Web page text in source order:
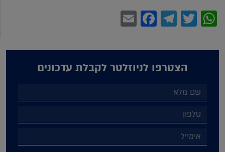
WhatsApp
Twitter
Telegram
Facebook
הצטרפו לניוזלטר לקבלת עדכונים